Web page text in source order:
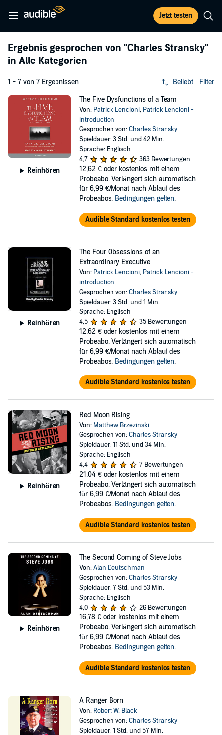
Jetzt testen
Ergebnis gesprochen von "Charles Stransky"
in Alle Kategorien
1 - 7 von 7 Ergebnissen Beliebt Filter
Reinhören
The Five Dysfunctions of a Team
Von: Patrick Lencioni, Patrick Lencioni -
introduction
Gesprochen von:Charles Stransky
Spieldauer: 3 Std. und 42 Min.
Sprache: Englisch
4,7
363 Bewertungen
12,62 € oder kostenlos mit einem
Probeabo. Verlängert sich automatisch
für 6,99 €/Monat nach Ablauf des
Probeabos. Bedingungen gelten.
Audible Standard kostenlos testen
Reinhören
The Four Obsessions of an
Extraordinary Executive
Von: Patrick Lencioni, Patrick Lencioni -
introduction
Gesprochen von:Charles Stransky
Spieldauer: 3 Std. und 1 Min.
Sprache: Englisch
4,5
35 Bewertungen
12,62 € oder kostenlos mit einem
Probeabo. Verlängert sich automatisch
für 6,99 €/Monat nach Ablauf des
Probeabos. Bedingungen gelten.
Audible Standard kostenlos testen
Reinhören
Red Moon Rising
Von: Matthew Brzezinski
Gesprochen von:Charles Stransky
Spieldauer: 11 Std. und 34 Min.
Sprache: Englisch
4,4
7 Bewertungen
21,04 € oder kostenlos mit einem
Probeabo. Verlängert sich automatisch
für 6,99 €/Monat nach Ablauf des
Probeabos. Bedingungen gelten.
Audible Standard kostenlos testen
Reinhören
The Second Coming of Steve Jobs
Von:Alan Deutschman
Gesprochen von:Charles Stransky
Spieldauer: 7 Std. und 53 Min.
Sprache: Englisch
4,0
26 Bewertungen
16,78 € oder kostenlos mit einem
Probeabo. Verlängert sich automatisch
für 6,99 €/Monat nach Ablauf des
Probeabos. Bedingungen gelten.
Audible Standard kostenlos testen
A Ranger Born
Von: Robert W. Black
Gesprochen von:Charles Stransky
Spieldauer: 1 Std. und 57 Min.